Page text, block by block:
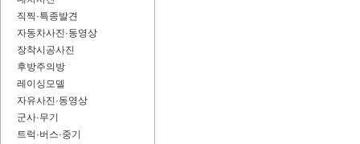
직찍·특종발견
자동차사진·동영상
장착시공사진
후방주의방
레이싱모델
자유사진·동영상
군사·무기
트럭·버스·중기